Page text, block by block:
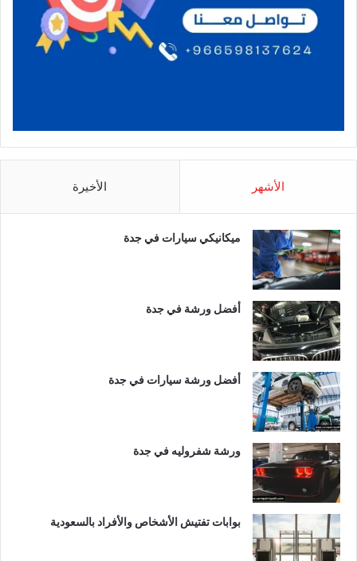
الأشهر الأخيرة
ميكانيكي سيارات في جدة
أفضل ورشة في جدة
أفضل ورشة سيارات في جدة
ورشة شفروليه في جدة
بوابات تفتيش الأشخاص والأفراد بالسعودية